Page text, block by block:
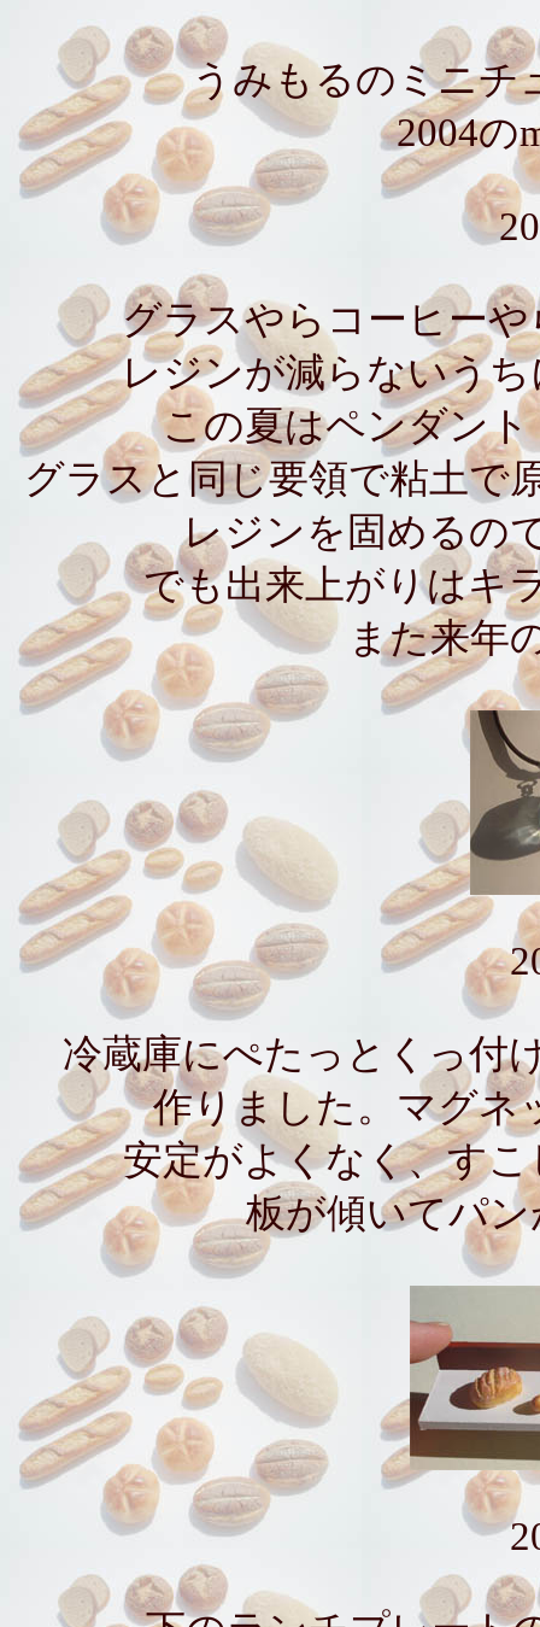
うみもるのミニチ
2004の
グラスやらコーヒー
レジンが減らないう
この夏はペンダン
グラスと同じ要領で粘土で
レジンを固めるの
でも出来上がりはキ
また来年
冷蔵庫にぺたっとくっ付
作りました。マグネ
安定がよくなく、す
板が傾いてパ